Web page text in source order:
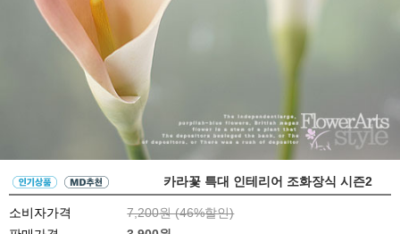
카라꽃 특대 인테리어 조화장식 시즌2
소비자가격 7,200원 (46%할인)